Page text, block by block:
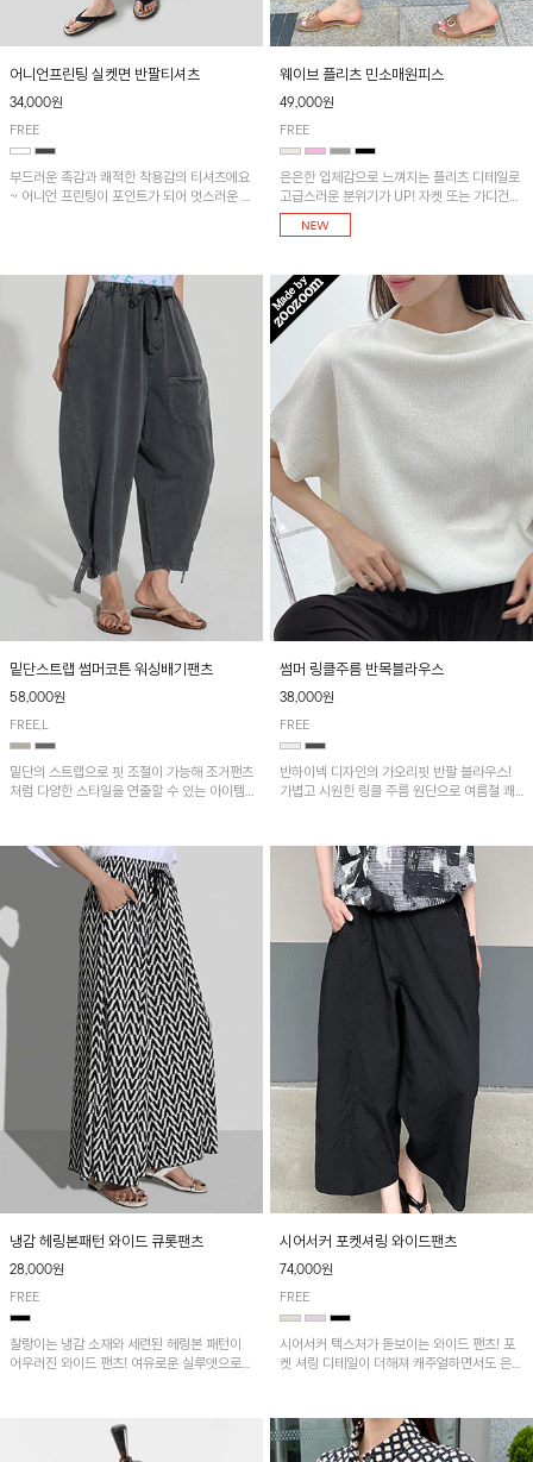
어니언프린팅 실켓면 반팔티셔츠
34,000원
FREE
부드러운 촉감과 쾌적한 착용감의 티셔츠에요
~ 어니언 프린팅이 포인트가 되어 멋스러운 아
웨이브 플리츠 민소매원피스
49,000원
FREE
은은한 입체감으로 느껴지는 플리츠 디테일로
고급스러운 분위기가 UP! 자켓 또는 가디건과
같이 매치해도 잘 어울린답니다!
밑단스트랩 썸머코튼 워싱배기팬츠
58,000원
FREE,L
밑단의 스트랩으로 핏 조절이 가능해 조거팬츠
처럼 다양한 스타일을 연출할 수 있는 아이템!
썸머 링클주름 반목블라우스
38,000원
FREE
반하이넥 디자인의 가오리핏 반팔 블라우스!
가볍고 시원한 링클 주름 원단으로 여름철 쾌
냉감 헤링본패턴 와이드 큐롯팬츠
28,000원
FREE
찰랑이는 냉감 소재와 세련된 헤링본 패턴이
어우러진 와이드 팬츠! 여유로운 실루엣으로
시어서커 포켓셔링 와이드팬츠
74,000원
FREE
시어서커 텍스처가 돋보이는 와이드 팬츠! 포
켓 셔링 디테일이 더해져 캐주얼하면서도 은은
다. 가볍고 쾌적한 착용감으로 여름철 데일리
아이템으로 활용하기 좋아요~